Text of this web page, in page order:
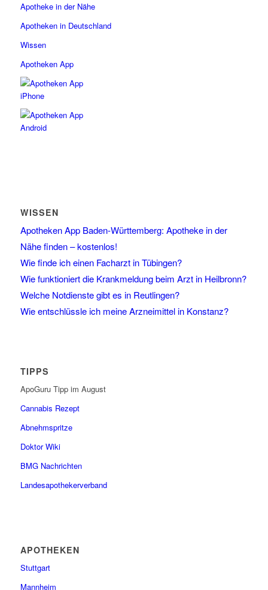
Apotheke in der Nähe
Apotheken in Deutschland
Wissen
Apotheken App
WISSEN
Apotheken App Baden-Württemberg: Apotheke in der
Nähe finden – kostenlos!
Wie finde ich einen Facharzt in Tübingen?
Wie funktioniert die Krankmeldung beim Arzt in Heilbronn?
Welche Notdienste gibt es in Reutlingen?
Wie entschlüssle ich meine Arzneimittel in Konstanz?
TIPPS
ApoGuru Tipp im August
Cannabis Rezept
Abnehmspritze
Doktor Wiki
BMG Nachrichten
Landesapothekerverband
APOTHEKEN
Stuttgart
Mannheim